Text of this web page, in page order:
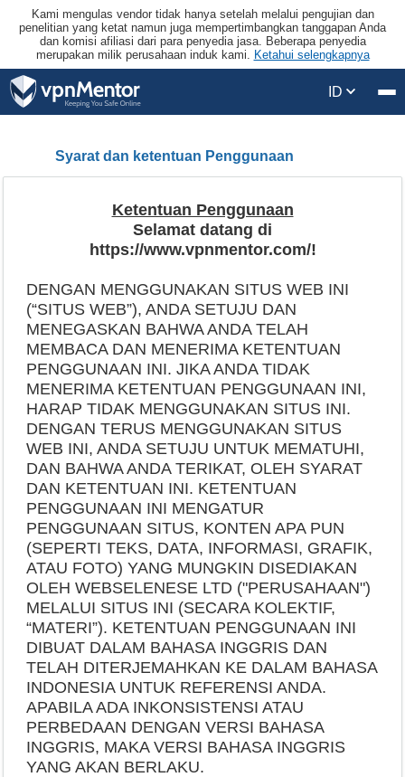
Kami mengulas vendor tidak hanya setelah melalui pengujian dan
penelitian yang ketat namun juga mempertimbangkan tanggapan Anda
dan komisi afiliasi dari para penyedia jasa. Beberapa penyedia
merupakan milik perusahaan induk kami. Ketahui selengkapnya
ID
Syarat dan ketentuan Penggunaan
Ketentuan Penggunaan
Selamat datang di
https://www.vpnmentor.com/!
DENGAN MENGGUNAKAN SITUS WEB INI
(“SITUS WEB”), ANDA SETUJU DAN
MENEGASKAN BAHWA ANDA TELAH
MEMBACA DAN MENERIMA KETENTUAN
PENGGUNAAN INI. JIKA ANDA TIDAK
MENERIMA KETENTUAN PENGGUNAAN INI,
HARAP TIDAK MENGGUNAKAN SITUS INI.
DENGAN TERUS MENGGUNAKAN SITUS
WEB INI, ANDA SETUJU UNTUK MEMATUHI,
DAN BAHWA ANDA TERIKAT, OLEH SYARAT
DAN KETENTUAN INI. KETENTUAN
PENGGUNAAN INI MENGATUR
PENGGUNAAN SITUS, KONTEN APA PUN
(SEPERTI TEKS, DATA, INFORMASI, GRAFIK,
ATAU FOTO) YANG MUNGKIN DISEDIAKAN
OLEH WEBSELENESE LTD ("PERUSAHAAN")
MELALUI SITUS INI (SECARA KOLEKTIF,
“MATERI”). KETENTUAN PENGGUNAAN INI
DIBUAT DALAM BAHASA INGGRIS DAN
TELAH DITERJEMAHKAN KE DALAM BAHASA
INDONESIA UNTUK REFERENSI ANDA.
APABILA ADA INKONSISTENSI ATAU
PERBEDAAN DENGAN VERSI BAHASA
INGGRIS, MAKA VERSI BAHASA INGGRIS
YANG AKAN BERLAKU.